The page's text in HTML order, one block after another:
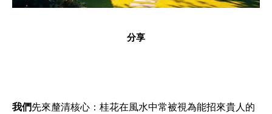
分享
我們先來釐清核心：桂花在風水中常被視為能招來貴人的